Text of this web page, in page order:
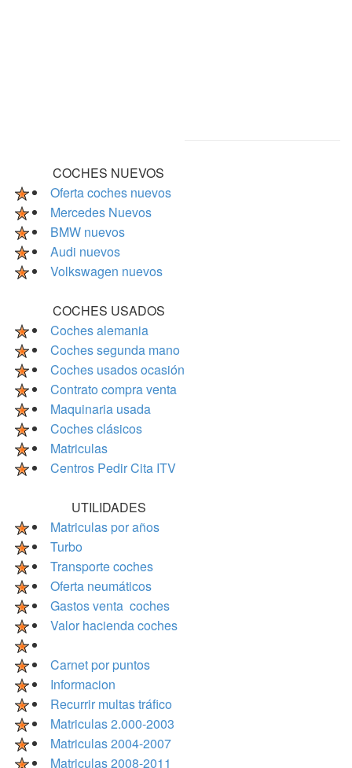
COCHES NUEVOS
Oferta coches nuevos
Mercedes Nuevos
BMW nuevos
Audi nuevos
Volkswagen nuevos
COCHES USADOS
Coches alemania
Coches segunda mano
Coches usados ocasión
Contrato compra venta
Maquinaria usada
Coches clásicos
Matriculas
Centros Pedir Cita ITV
UTILIDADES
Matriculas por años
Turbo
Transporte coches
Oferta neumáticos
Gastos venta coches
Valor hacienda coches
Carnet por puntos
Informacion
Recurrir multas tráfico
Matriculas 2.000-2003
Matriculas 2004-2007
Matriculas 2008-2011